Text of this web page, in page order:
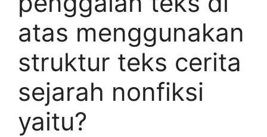
atas menggunakan
struktur teks cerita
sejarah nonfiksi
yaitu?